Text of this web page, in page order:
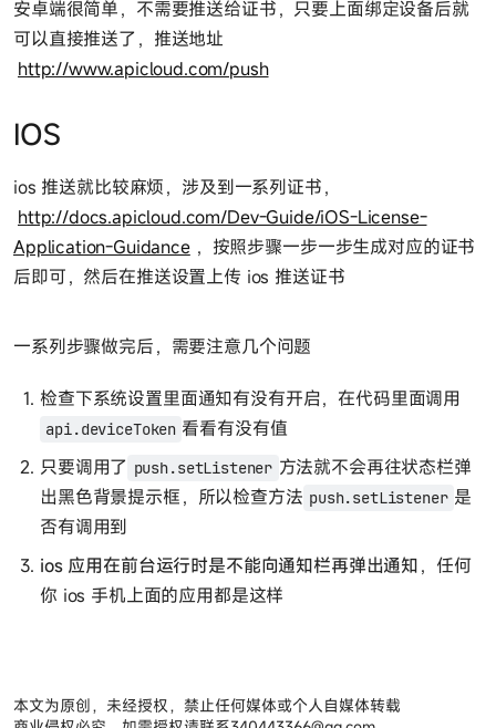
安卓端很简单，不需要推送给证书，只要上面绑定设备后就
可以直接推送了，推送地址
http://www.apicloud.com/push
IOS
ios 推送就比较麻烦，涉及到一系列证书，
http://docs.apicloud.com/Dev-Guide/iOS-License-
Application-Guidance ，按照步骤一步一步生成对应的证书
后即可，然后在推送设置上传 ios 推送证书
一系列步骤做完后，需要注意几个问题
检查下系统设置里面通知有没有开启，在代码里面调用
api.deviceToken 看看有没有值
只要调用了 push.setListener 方法就不会再往状态栏弹
出黑色背景提示框，所以检查方法 push.setListener 是
否有调用到
ios 应用在前台运行时是不能向通知栏再弹出通知，任何
你 ios 手机上面的应用都是这样
本文为原创，未经授权，禁止任何媒体或个人自媒体转载